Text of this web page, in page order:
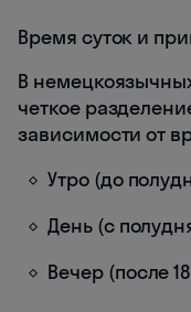
Время суток и
В
четкое
зависимости от
Утро (до
День (с
Вечер (после